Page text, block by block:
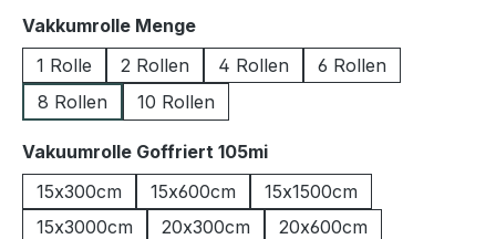
Vakkumrolle Mengeauswählen
1 Rolle
2 Rollen 4 Rollen
6 Rollen
8 Rollen
10 Rollen
Vakuumrolle Goffriert 105miauswählen
15x300cm
15x600cm
15x1500cm
15x3000cm
20x300cm
20x600cm